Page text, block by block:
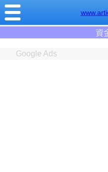
資金需求者免費註冊
Google Ads